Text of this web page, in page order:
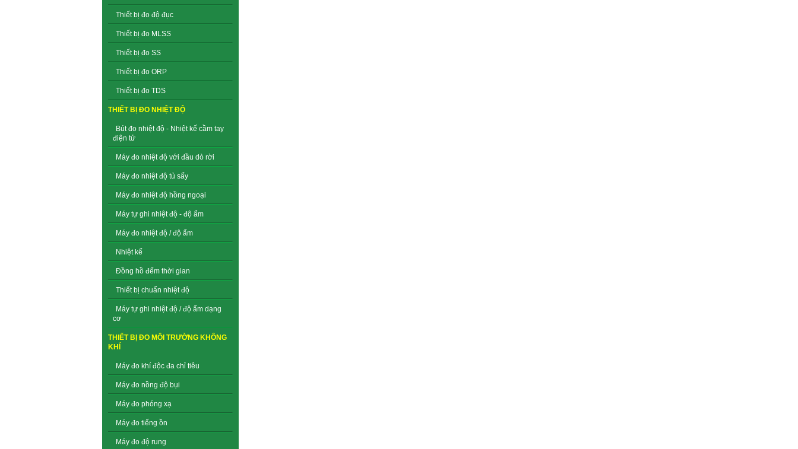
Thiết bị đo độ đục
Thiết bị đo MLSS
Thiết bị đo SS
Thiết bị đo ORP
Thiết bị đo TDS
THIẾT BỊ ĐO NHIỆT ĐỘ
Bút đo nhiệt độ - Nhiệt kế cầm tay
điện tử
Máy đo nhiệt độ với đầu dò rời
Máy đo nhiệt độ tủ sấy
Máy đo nhiệt độ hồng ngoại
Máy tự ghi nhiệt độ - độ ẩm
Máy đo nhiệt độ / độ ẩm
Nhiệt kế
Đồng hồ đếm thời gian
Thiết bị chuẩn nhiệt độ
Máy tự ghi nhiệt độ / độ ẩm dạng
cơ
THIẾT BỊ ĐO MÔI TRƯỜNG KHÔNG
KHÍ
Máy đo khí độc đa chỉ tiêu
Máy đo nồng độ bụi
Máy đo phóng xạ
Máy đo tiếng ồn
Máy đo độ rung